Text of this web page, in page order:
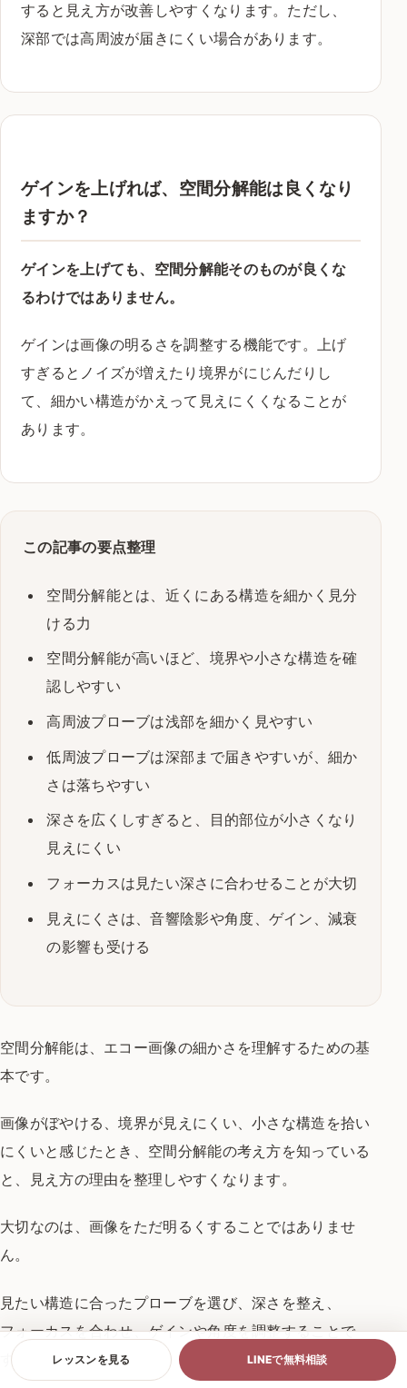
すると見え方が改善しやすくなります。ただし、
深部では高周波が届きにくい場合があります。
ゲインを上げれば、空間分解能は良くなり
ますか？
ゲインを上げても、空間分解能そのものが良くな
るわけではありません。
ゲインは画像の明るさを調整する機能です。上げ
すぎるとノイズが増えたり境界がにじんだりし
て、細かい構造がかえって見えにくくなることが
あります。
この記事の要点整理
空間分解能とは、近くにある構造を細かく見分
ける力
空間分解能が高いほど、境界や小さな構造を確
認しやすい
高周波プローブは浅部を細かく見やすい
低周波プローブは深部まで届きやすいが、細か
さは落ちやすい
深さを広くしすぎると、目的部位が小さくなり
見えにくい
フォーカスは見たい深さに合わせることが大切
見えにくさは、音響陰影や角度、ゲイン、減衰
の影響も受ける
空間分解能は、エコー画像の細かさを理解するための基
本です。
画像がぼやける、境界が見えにくい、小さな構造を拾い
にくいと感じたとき、空間分解能の考え方を知っている
と、見え方の理由を整理しやすくなります。
大切なのは、画像をただ明るくすることではありませ
ん。
見たい構造に合ったプローブを選び、深さを整え、
フォーカスを合わせ、ゲインや角度を調整することで
す。
レッスンを見る LINEで無料相談